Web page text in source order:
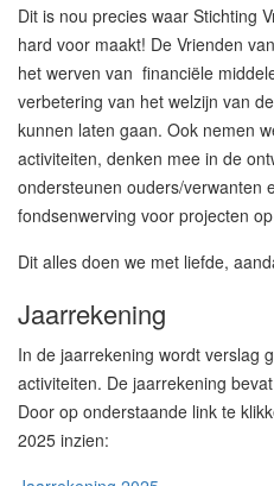
Dit is nou precies waar Stichting
hard voor maakt! De Vrienden
het werven van financiële
verbetering van het welzijn van
kunnen laten gaan. Ook nemen
activiteiten, denken mee in de
ondersteunen ouders/verwanten
fondsenwerving voor projecten
Dit alles doen we met liefde,
Jaarrekening
In de jaarrekening wordt verslag
activiteiten. De jaarrekening
Door op onderstaande link te
2025 inzien: